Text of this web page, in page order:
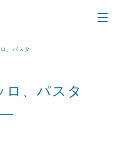
、パスタ
ロ、パスタ